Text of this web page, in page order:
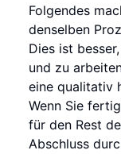
Folgendes
denselben
Dies ist
und zu
eine qualitativ
Wenn Sie
für den Rest
Abschluss